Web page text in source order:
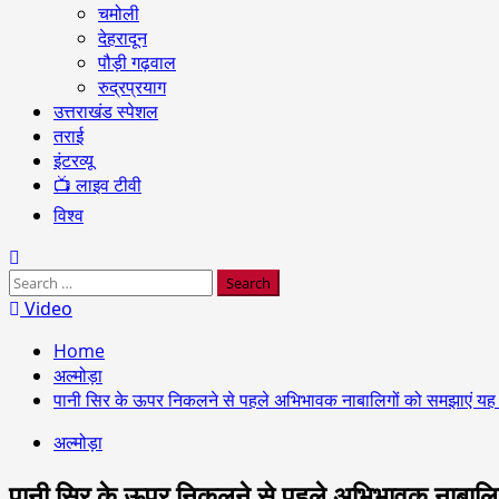
चमोली
देहरादून
पौड़ी गढ़वाल
रुद्रप्रयाग
उत्तराखंड स्पेशल
तराई
इंटरव्यू
📺 लाइव टीवी
विश्व
Search
for:Video
Home
अल्मोड़ा
पानी सिर के ऊपर निकलने से पहले अभिभावक नाबालिगों को समझाएं यह
अल्मोड़ा